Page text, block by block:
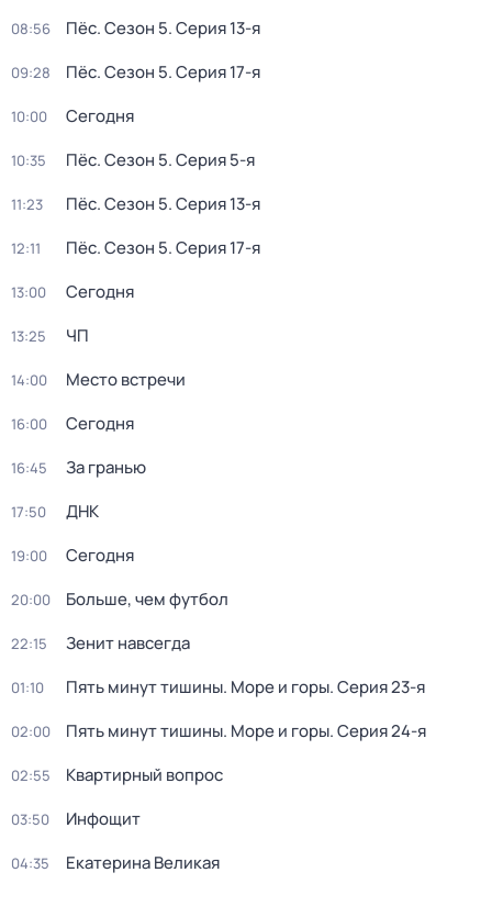
08:56 Пёс. Сезон 5. Серия 13-я
09:28 Пёс. Сезон 5. Серия 17-я
10:00 Сегодня
10:35 Пёс. Сезон 5. Серия 5-я
11:23 Пёс. Сезон 5. Серия 13-я
12:11 Пёс. Сезон 5. Серия 17-я
13:00 Сегодня
13:25 ЧП
14:00 Место встречи
16:00 Сегодня
16:45 За гранью
17:50 ДНК
19:00 Сегодня
20:00 Больше, чем футбол
22:15 Зенит навсегда
01:10 Пять минут тишины. Море и горы. Серия 23-я
02:00 Пять минут тишины. Море и горы. Серия 24-я
02:55 Квартирный вопрос
03:50 Инфощит
04:35 Екатерина Великая